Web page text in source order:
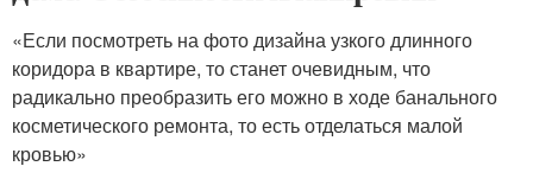
«Если посмотреть на фото дизайна узкого длинного
коридора в квартире, то станет очевидным, что
радикально преобразить его можно в ходе банального
косметического ремонта, то есть отделаться малой
кровью»